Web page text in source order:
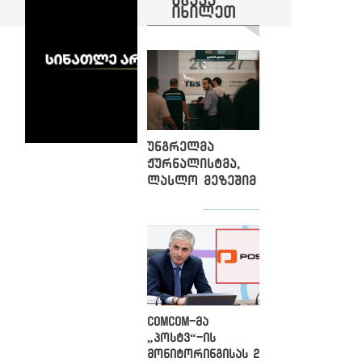
იხილეთ
უნგრელმა
ჟურნალისტმა,
ლასლო მეზეშიმ
გაძევება
ემუქრებოდა
ComCom-მა
„პოსტვ“-ის
მონიტორინგისას 2